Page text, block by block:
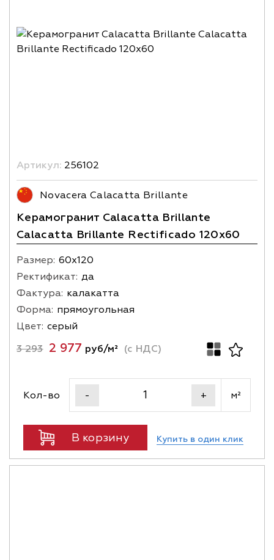
Артикул: 256102
Novacera Calacatta Brillante
Керамогранит Calacatta Brillante
Calacatta Brillante Rectificado 120x60
Размер: 60х120
Ректификат: да
Фактура: калакатта
Форма: прямоугольная
Цвет: серый
3 293 2 977 руб/м² (с НДС)
Кол-во - + м²
В корзину Купить в один клик